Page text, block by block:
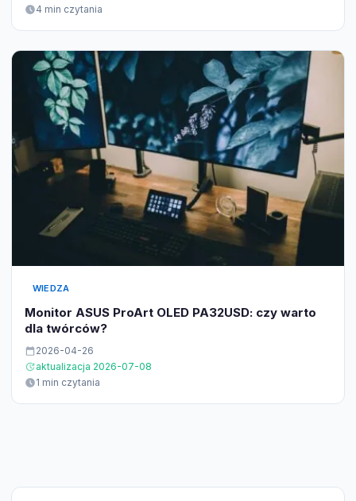
4 min czytania
WIEDZA
Monitor ASUS ProArt OLED PA32USD: czy warto
dla twórców?
2026-04-26
aktualizacja 2026-07-08
1 min czytania